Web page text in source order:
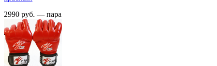
2990 руб. — пара